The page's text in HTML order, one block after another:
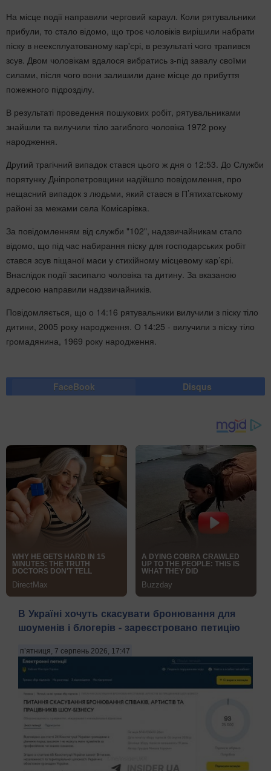
На місце події направили черговий караул. Коли рятувальники
прибули, то стало відомо, що троє чоловіків вирішили набрати
піску в неексплуатованому кар'єрі, в результаті чого трапився
зсув. Двом чоловікам вдалося вибратись з-під завалу своїми
силами, після чого вони залишили дане місце до прибуття
пожежного підрозділу.
В результаті проведення пошукових робіт, рятувальниками
знайшли та вилучили тіло загиблого чоловіка 1972 року
народження.
Другий трагічний випадок стався цього ж дня о 12:53. До Служби
порятунку Дніпропетровщини надійшло повідомлення, про
нещасний випадок з людьми, який стався в П’ятихатському
районі за межами села Комісарівка.
За повідомленням від служби "102", надзвичайникам стало
відомо, що під час набирання піску для господарських робіт
стався зсув піщаної маси у стихійному місцевому кар’єрі.
Внаслідок події засипало чоловіка та дитину. За вказаною
адресою направили надзвичайників.
Повідомляється, що о 14:16 рятувальники вилучили з піску тіло
дитини, 2005 року народження. О 14:25 - вилучили з піску тіло
громадянина, 1969 року народження.
FaceBook Disqus
В Україні хочуть скасувати бронювання для
шоуменів і блогерів - зареєстровано петицію
п’ятниця, 7 серпень 2026, 17:47